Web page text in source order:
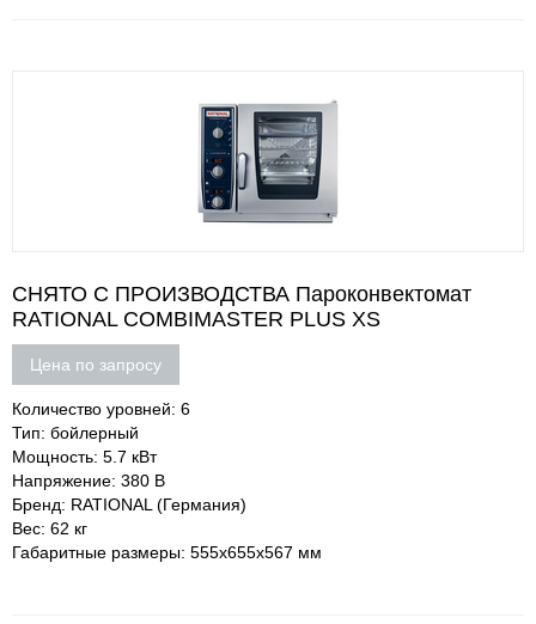
СНЯТО С ПРОИЗВОДСТВА Пароконвектомат
RATIONAL COMBIMASTER PLUS XS
Цена по запросу
Количество уровней: 6
Тип: бойлерный
Мощность: 5.7 кВт
Напряжение: 380 В
Бренд: RATIONAL (Германия)
Вес: 62 кг
Габаритные размеры: 555х655х567 мм